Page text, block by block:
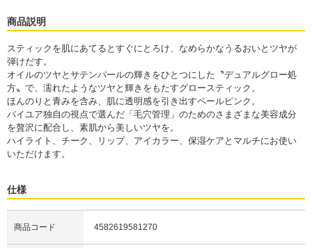
商品説明
スティックを肌にあてるとすぐにとろけ、なめらかなうるおいとツヤが
弾けだす。
オイルのツヤとサテンパールの輝きをひとつにした〝デュアルグロー処
方〟で、濡れたようなツヤと輝きをもたすグロースティック。
ほんのりと青みを含み、肌に透明感を引き出すペールピンク。
バイユア独自の視点で選んだ「毛穴管理」のためのさまざまな美容成分
を贅沢に配合し、素肌から美しいツヤを。
ハイライト、チーク、リップ、アイカラー、保湿ケアとマルチにお使い
いただけます。
仕様
商品コード 4582619581270